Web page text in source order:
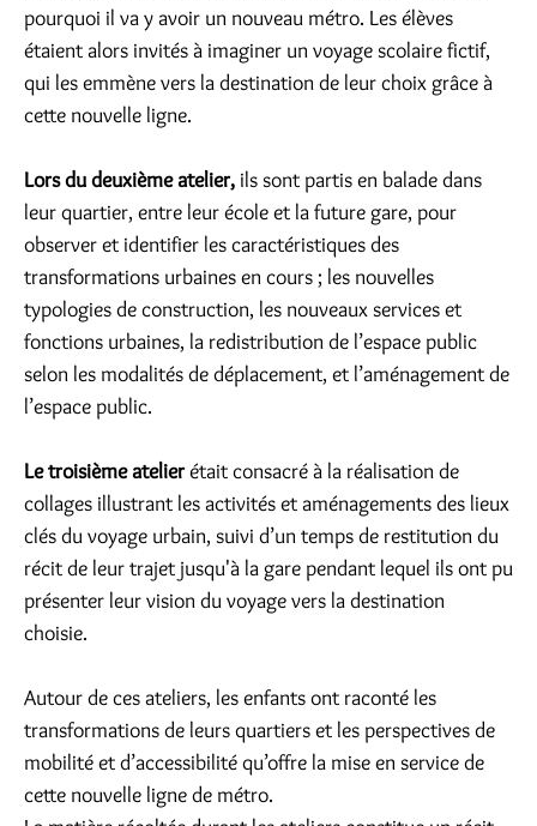
pourquoi il va y avoir un nouveau métro. Les élèves
étaient alors invités à imaginer un voyage scolaire fictif,
qui les emmène vers la destination de leur choix grâce à
cette nouvelle ligne.
Lors du deuxième atelier, ils sont partis en balade dans
leur quartier, entre leur école et la future gare, pour
observer et identifier les caractéristiques des
transformations urbaines en cours ; les nouvelles
typologies de construction, les nouveaux services et
fonctions urbaines, la redistribution de l’espace public
selon les modalités de déplacement, et l’aménagement de
l’espace public.
Le troisième atelierétait consacré à la réalisation de
collages illustrant les activités et aménagements des lieux
clés du voyage urbain, suivi d’un temps de restitution du
récit de leur trajet jusqu'à la gare pendant lequel ils ont pu
présenter leur vision du voyage vers la destination
choisie.
Autour de ces ateliers, les enfants ont raconté les
transformations de leurs quartiers et les perspectives de
mobilité et d’accessibilité qu’offre la mise en service de
cette nouvelle ligne de métro.